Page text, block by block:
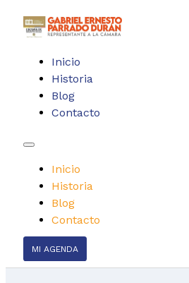
Inicio
Historia
Blog
Contacto
Inicio
Historia
Blog
Contacto
MI AGENDA